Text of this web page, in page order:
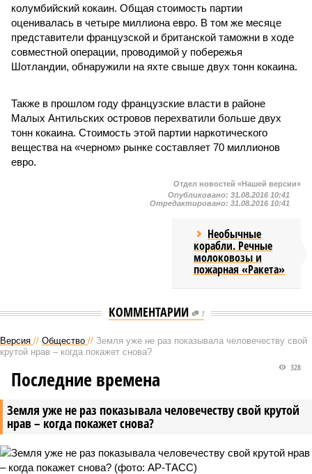
колумбийский кокаин. Общая стоимость партии
оценивалась в четыре миллиона евро. В том же месяце
представители французской и британской таможни в ходе
совместной операции, проводимой у побережья
Шотландии, обнаружили на яхте свыше двух тонн кокаина.
Также в прошлом году французские власти в районе
Малых Антильских островов перехватили больше двух
тонн кокаина. Стоимость этой партии наркотического
вещества на «черном» рынке составляет 70 миллионов
евро.
Отдел новостей «Нашей версии»
Опубликовано: 31.08.2016 10:41
Отредактировано: 31.08.2016 10:41
Необычные
корабли. Речные
молоковозы и
пожарная «Ракета»
КОММЕНТАРИИ 1
Версия // Общество // Земля уже не раз показывала человечеству свой
крутой нрав – когда покажет снова?
Земля уже не раз показывала человечеству свой крутой
нрав – когда покажет снова?
328
Последние времена